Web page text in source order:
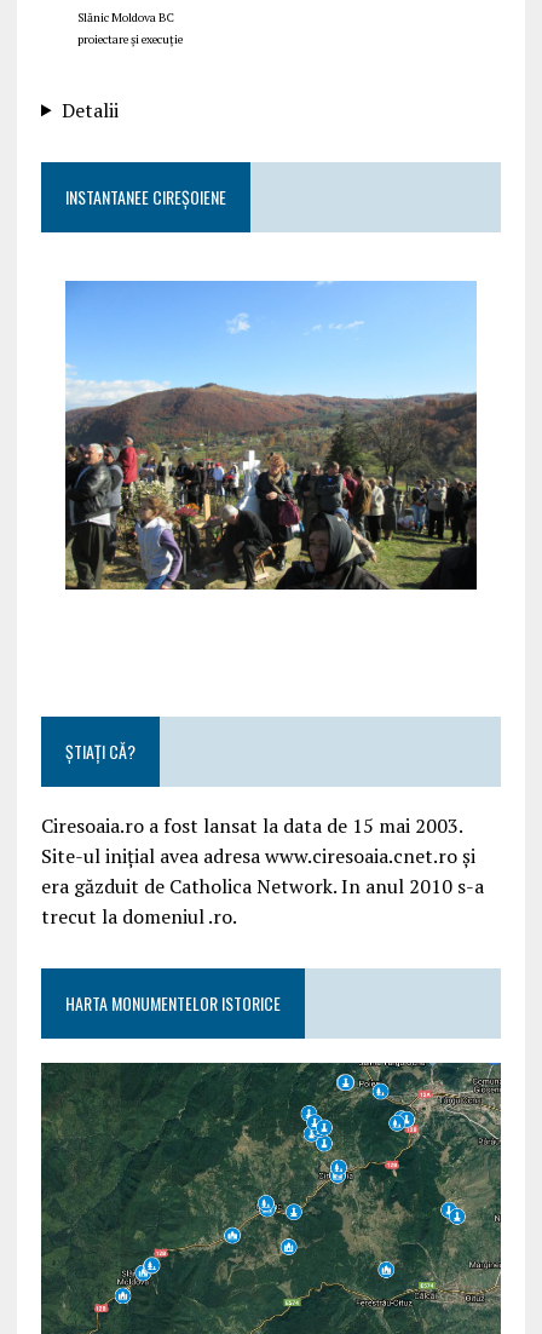
Slănic Moldova BC
proiectare și execuție
Detalii
INSTANTANEE CIREȘOIENE
ȘTIAȚI CĂ?
Ciresoaia.ro a fost lansat la data de 15 mai 2003.
Site-ul inițial avea adresa www.ciresoaia.cnet.ro și
era găzduit de Catholica Network. In anul 2010 s-a
trecut la domeniul .ro.
HARTA MONUMENTELOR ISTORICE